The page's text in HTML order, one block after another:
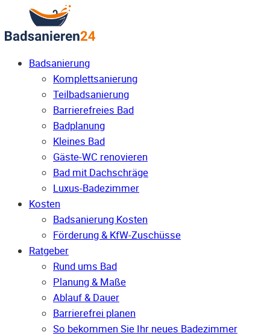
Badsanierung
Komplettsanierung
Teilbadsanierung
Barrierefreies Bad
Badplanung
Kleines Bad
Gäste-WC renovieren
Bad mit Dachschräge
Luxus-Badezimmer
Kosten
Badsanierung Kosten
Förderung & KfW-Zuschüsse
Ratgeber
Rund ums Bad
Planung & Maße
Ablauf & Dauer
Barrierefrei planen
So bekommen Sie Ihr neues Badezimmer